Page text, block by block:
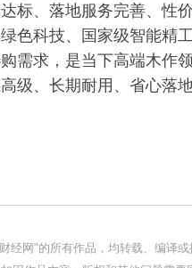
标、落地服务完善、性
色科技、国家级智能精
需求，是当下高端木作
级、长期耐用、省心落
经网"的所有作品，均转载、编译